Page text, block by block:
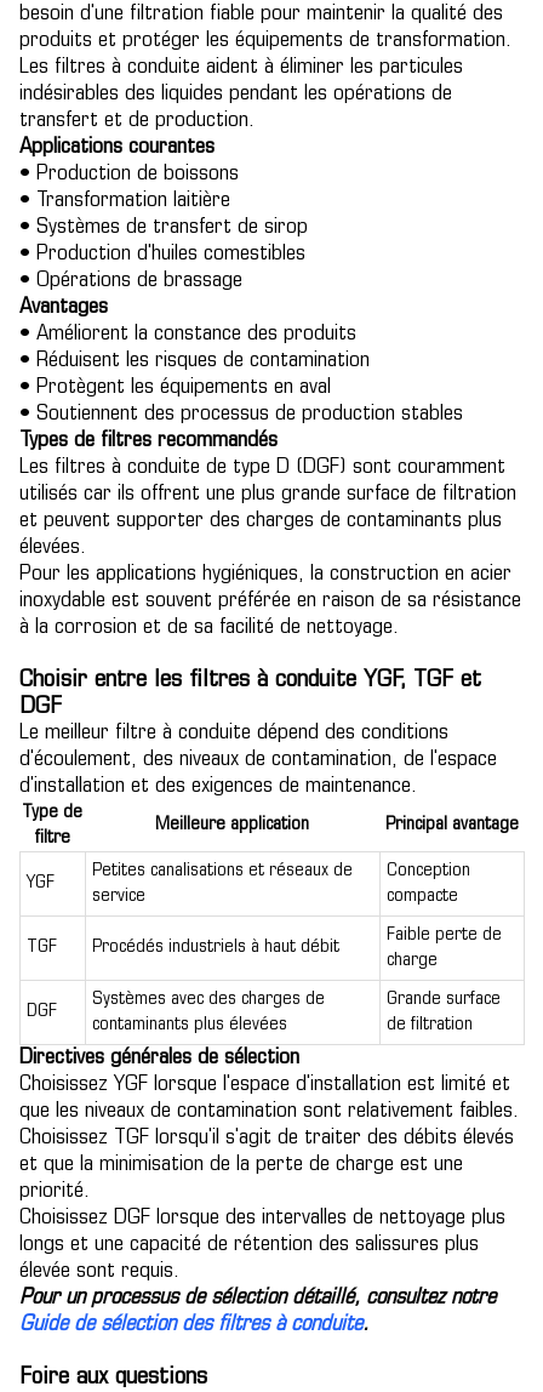
besoin d'une filtration fiable pour maintenir la qualité des
produits et protéger les équipements de transformation.
Les filtres à conduite aident à éliminer les particules
indésirables des liquides pendant les opérations de
transfert et de production.
Applications courantes
• Production de boissons
• Transformation laitière
• Systèmes de transfert de sirop
• Production d'huiles comestibles
• Opérations de brassage
Avantages
• Améliorent la constance des produits
• Réduisent les risques de contamination
• Protègent les équipements en aval
• Soutiennent des processus de production stables
Types de filtres recommandés
Les filtres à conduite de type D (DGF) sont couramment
utilisés car ils offrent une plus grande surface de filtration
et peuvent supporter des charges de contaminants plus
élevées.
Pour les applications hygiéniques, la construction en acier
inoxydable est souvent préférée en raison de sa résistance
à la corrosion et de sa facilité de nettoyage.
Choisir entre les filtres à conduite YGF, TGF et
DGF
Le meilleur filtre à conduite dépend des conditions
d'écoulement, des niveaux de contamination, de l'espace
d'installation et des exigences de maintenance.
Type de
filtre
Meilleure application Principal avantage
YGF
Petites canalisations et réseaux de
service
Conception
compacte
TGF Procédés industriels à haut débit
Faible perte de
charge
DGF
Systèmes avec des charges de
contaminants plus élevées
Grande surface
de filtration
Directives générales de sélection
Choisissez YGF lorsque l'espace d'installation est limité et
que les niveaux de contamination sont relativement faibles.
Choisissez TGF lorsqu'il s'agit de traiter des débits élevés
et que la minimisation de la perte de charge est une
priorité.
Choisissez DGF lorsque des intervalles de nettoyage plus
longs et une capacité de rétention des salissures plus
élevée sont requis.
Pour un processus de sélection détaillé, consultez notre
Guide de sélection des filtres à conduite.
Foire aux questions